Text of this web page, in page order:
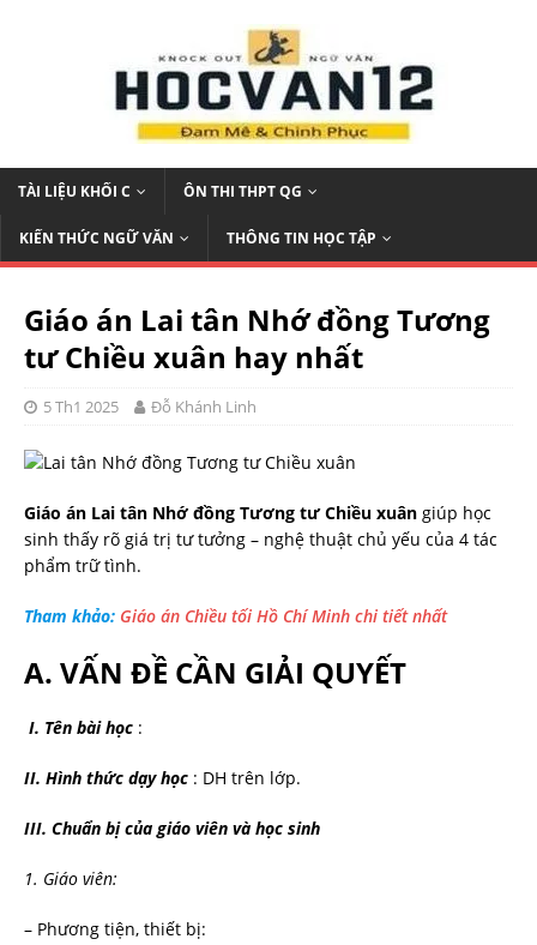
TÀI LIỆU KHỐI C ÔN THI THPT QG
KIẾN THỨC NGỮ VĂN THÔNG TIN HỌC TẬP
Giáo án Lai tân Nhớ đồng Tương
tư Chiều xuân hay nhất
5 Th1 2025 Đỗ Khánh Linh
Giáo án Lai tân Nhớ đồng Tương tư Chiều xuân giúp học
sinh thấy rõ giá trị tư tưởng – nghệ thuật chủ yếu của 4 tác
phẩm trữ tình.
Tham khảo: Giáo án Chiều tối Hồ Chí Minh chi tiết nhất
A. VẤN ĐỀ CẦN GIẢI QUYẾT
I. Tên bài học :
II. Hình thức dạy học : DH trên lớp.
III. Chuẩn bị của giáo viên và học sinh
1. Giáo viên:
– Phương tiện, thiết bị: